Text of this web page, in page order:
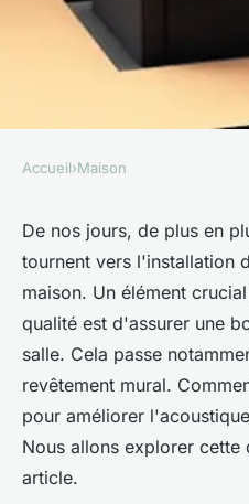
Comment
revêtement
home cinéma
l'acoustique?
Ali• 18 mai 2024•5 min de
Accueil›Maison
De nos jours, de plus en
tournent vers l'installation
maison. Un élément
qualité est d'assurer une
salle. Cela passe
revêtement mural.
pour améliorer
Nous allons explorer cette
article.